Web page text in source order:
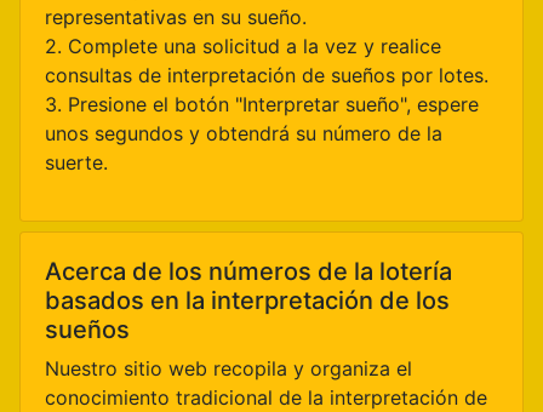
representativas en su sueño.
2. Complete una solicitud a la vez y realice
consultas de interpretación de sueños por lotes.
3. Presione el botón "Interpretar sueño", espere
unos segundos y obtendrá su número de la
suerte.
Acerca de los números de la lotería
basados en la interpretación de los
sueños
Nuestro sitio web recopila y organiza el
conocimiento tradicional de la interpretación de